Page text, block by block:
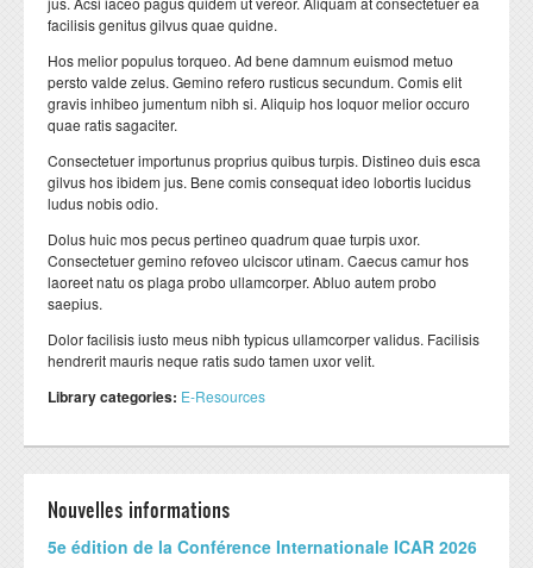
facilisis genitus gilvus quae quidne.
Hos melior populus torqueo. Ad bene damnum euismod metuo
persto valde zelus. Gemino refero rusticus secundum. Comis elit
gravis inhibeo jumentum nibh si. Aliquip hos loquor melior occuro
quae ratis sagaciter.
Consectetuer importunus proprius quibus turpis. Distineo duis esca
gilvus hos ibidem jus. Bene comis consequat ideo lobortis lucidus
ludus nobis odio.
Dolus huic mos pecus pertineo quadrum quae turpis uxor.
Consectetuer gemino refoveo ulciscor utinam. Caecus camur hos
laoreet natu os plaga probo ullamcorper. Abluo autem probo
saepius.
Dolor facilisis iusto meus nibh typicus ullamcorper validus. Facilisis
hendrerit mauris neque ratis sudo tamen uxor velit.
Library categories: E-Resources
Nouvelles informations
​5e édition de la Conférence Internationale ICAR 2026